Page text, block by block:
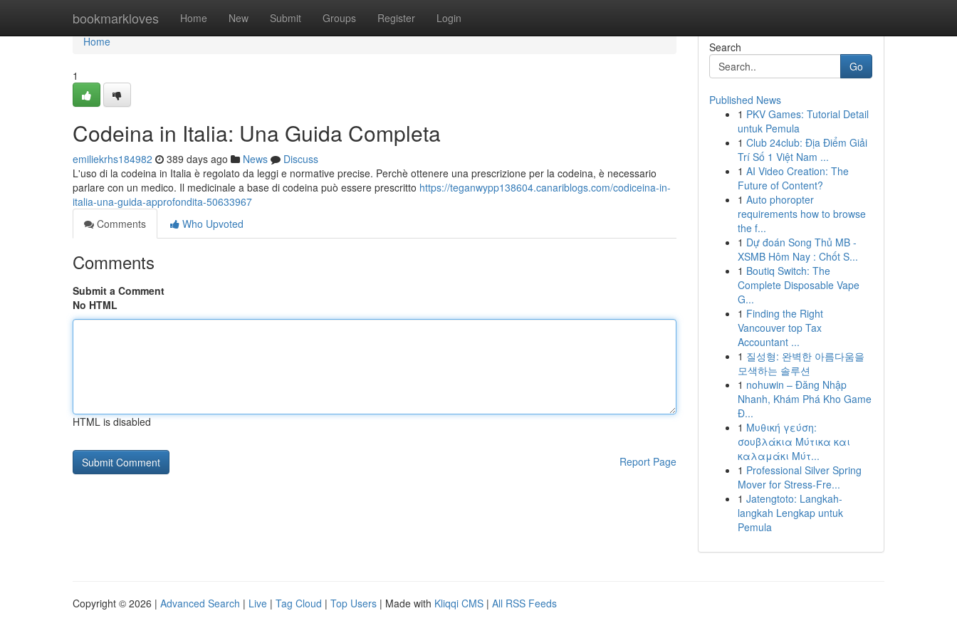
bookmarkloves Home New Submit Groups Register Login
Home
Home
1
Codeina in Italia: Una Guida Completa
emiliekrhs184982 389 days ago News
Discuss
L'uso di la codeina in Italia è regolato da leggi e normative precise. Perchè ottenere una prescrizione per la codeina, è necessario
parlare con un medico. Il medicinale a base di codeina può essere prescritto https://teganwypp138604.canariblogs.com/codiceina-in-
italia-una-guida-approfondita-50633967
Comments
Who Upvoted
Comments
Submit a Comment
No HTML
HTML is disabled
Report Page
Search
Go
Published News
1 PKV Games: Tutorial Detail
untuk Pemula
1 Club 24club: Địa Điểm Giải
Trí Số 1 Việt Nam ...
1 AI Video Creation: The
Future of Content?
1 Auto phoropter
requirements how to browse
the f...
1 Dự đoán Song Thủ MB -
XSMB Hôm Nay : Chốt S...
1 Boutiq Switch: The
Complete Disposable Vape
G...
1 Finding the Right
Vancouver top Tax
Accountant ...
1 질성형: 완벽한 아름다움을
모색하는 솔루션
1 nohuwin – Đăng Nhập
Nhanh, Khám Phá Kho Game
Đ...
1 Μυθική γεύση:
σουβλάκια Μύτικα και
καλαμάκι Μύτ...
1 Professional Silver Spring
Mover for Stress-Fre...
1 Jatengtoto: Langkah-
langkah Lengkap untuk
Pemula
Copyright © 2026 | Advanced Search | Live | Tag Cloud | Top Users | Made with Kliqqi CMS | All RSS Feeds